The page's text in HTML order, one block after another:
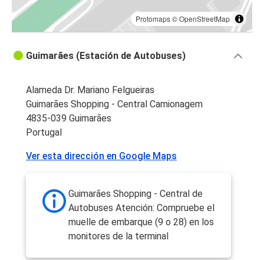
Protomaps©OpenStreetMap
Guimarães (Estación de Autobuses)
Alameda Dr. Mariano Felgueiras
Guimarães Shopping - Central Camionagem
4835-039 Guimarães
Portugal
Ver esta dirección en Google Maps
Guimarães Shopping - Central de
Autobuses Atención: Compruebe el
muelle de embarque (9 o 28) en los
monitores de la terminal